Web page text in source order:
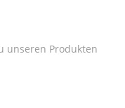
unseren Produkten